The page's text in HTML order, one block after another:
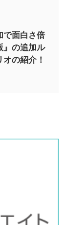
で面白さ倍
』の追加ル
の紹介！